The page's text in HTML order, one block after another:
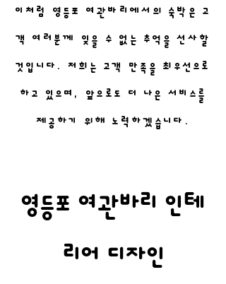
이처럼 영등포 여관바리에서의 숙박은 고
객 여러분께 잊을 수 없는 추억을 선사할
것입니다. 저희는 고객 만족을 최우선으로
하고 있으며, 앞으로도 더 나은 서비스를
제공하기 위해 노력하겠습니다.
영등포 여관바리 인테
리어 디자인